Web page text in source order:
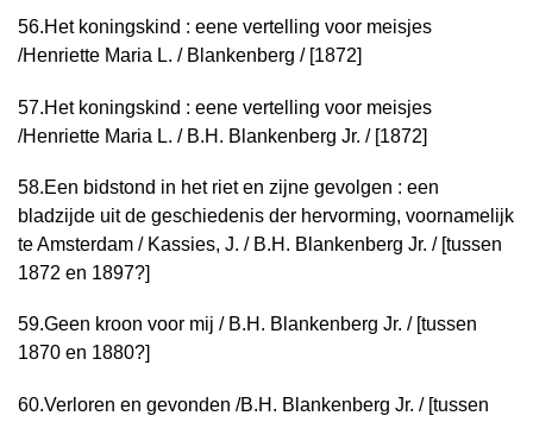
56.Het koningskind : eene vertelling voor meisjes
/Henriette Maria L. / Blankenberg / [1872]
57.Het koningskind : eene vertelling voor meisjes
/Henriette Maria L. / B.H. Blankenberg Jr. / [1872]
58.Een bidstond in het riet en zijne gevolgen : een
bladzijde uit de geschiedenis der hervorming, voornamelijk
te Amsterdam / Kassies, J. / B.H. Blankenberg Jr. / [tussen
1872 en 1897?]
59.Geen kroon voor mij / B.H. Blankenberg Jr. / [tussen
1870 en 1880?]
60.Verloren en gevonden /B.H. Blankenberg Jr. / [tussen